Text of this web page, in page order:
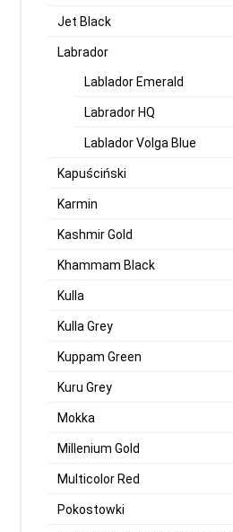
Jet Black
Labrador
Lablador Emerald
Labrador HQ
Lablador Volga Blue
Kapuściński
Karmin
Kashmir Gold
Khammam Black
Kulla
Kulla Grey
Kuppam Green
Kuru Grey
Mokka
Millenium Gold
Multicolor Red
Pokostowki